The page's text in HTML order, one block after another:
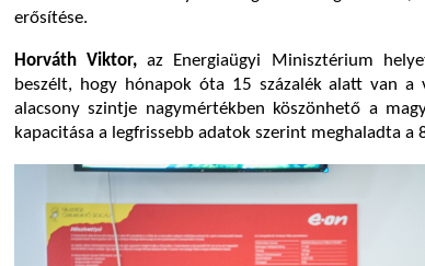
erősítése.
Horváth Viktor,az Energiaügyi Minisztérium
beszélt, hogy hónapok óta 15 százalék alatt van a
alacsony szintje nagymértékben köszönhető a
kapacitása a legfrissebb adatok szerint meghaladta a